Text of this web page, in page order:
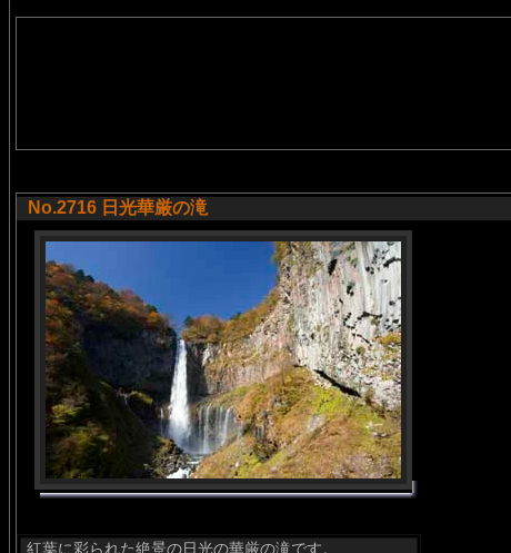
No.2716 日光華厳の滝
紅葉に彩られた絶景の日光の華厳の滝です。